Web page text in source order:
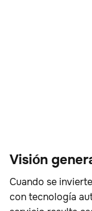
Visión
Cuando se
con tecnología